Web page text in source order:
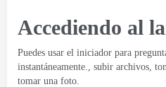
Accediendo al
Puedes usar el iniciador para
instantáneamente., subir archivos,
tomar una foto.